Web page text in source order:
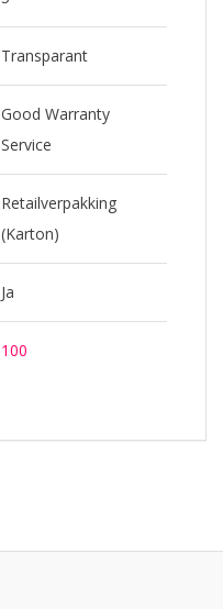
Transparant
Good Warranty
Service
Retailverpakking
(Karton)
Ja
100